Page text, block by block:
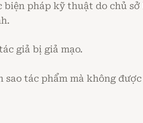
pháp kỹ thuật do chủ
giả bị giả mạo.
tác phẩm mà không